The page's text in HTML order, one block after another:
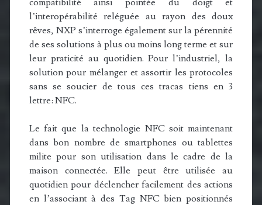
compatibilité ainsi pointée du doigt et
l’interopérabilité reléguée au rayon des doux
rêves, NXP s’interroge également sur la pérennité
de ses solutions à plus ou moins long terme et sur
leur praticité au quotidien. Pour l’industriel, la
solution pour mélanger et assortir les protocoles
sans se soucier de tous ces tracas tiens en 3
lettre: NFC.
Le fait que la technologie NFC soit maintenant
dans bon nombre de smartphones ou tablettes
milite pour son utilisation dans le cadre de la
maison connectée. Elle peut être utilisée au
quotidien pour déclencher facilement des actions
en l’associant à des Tag NFC bien positionnés